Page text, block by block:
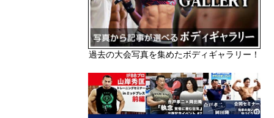
過去の大会写真を集めたボディギャラリー！